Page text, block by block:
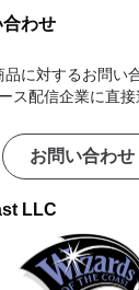
わせ
に対するお問い
ス配信企業に直接
お問い合わせ
LLC